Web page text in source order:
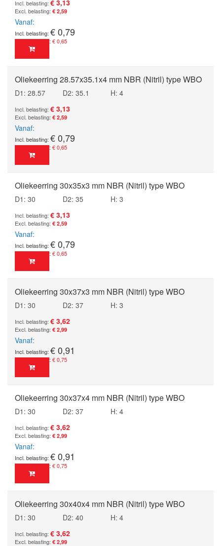
€ 3,13
€ 2,59
Vanaf
€ 0,79
€ 0,65
Oliekeerring 28.57x35.1x4 mm NBR (Nitril) type WBO
D1: 28.57 D2: 35.1
H: 4
€ 3,13
€ 2,59
Vanaf
€ 0,79
€ 0,65
Oliekeerring 30x35x3 mm NBR (Nitril) type WBO
D1: 30 D2: 35
H: 3
€ 3,13
€ 2,59
Vanaf
€ 0,79
€ 0,65
Oliekeerring 30x37x3 mm NBR (Nitril) type WBO
D1: 30 D2: 37
H: 3
€ 3,62
€ 2,99
Vanaf
€ 0,91
€ 0,75
Oliekeerring 30x37x4 mm NBR (Nitril) type WBO
D1: 30 D2: 37
H: 4
€ 3,62
€ 2,99
Vanaf
€ 0,91
€ 0,75
Oliekeerring 30x40x4 mm NBR (Nitril) type WBO
D1: 30 D2: 40
H: 4
€ 3,62
€ 2,99